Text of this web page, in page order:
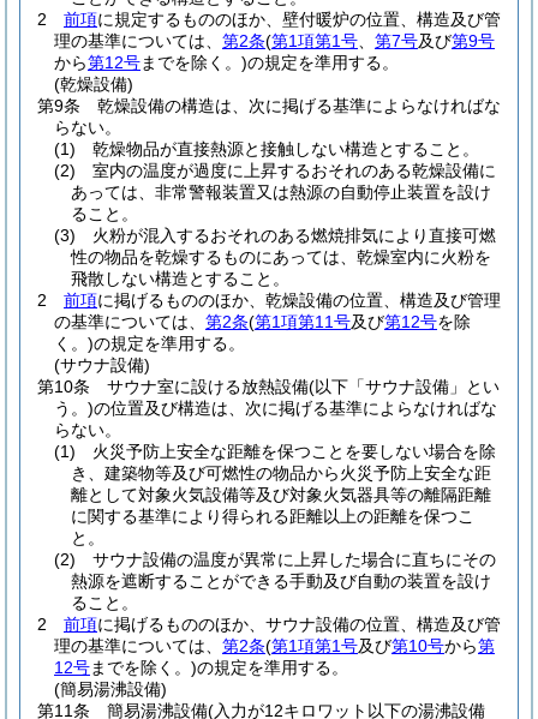
2
前項に規定するもののほか、壁付暖炉の位置、構造及び管
理の基準については、 第2条(第1項第1号 第7号及び第9号
から第12号までを除く。)の規定を準用する。
(乾燥設備)
第9条
乾燥設備の構造は、次に掲げる基準によらなければな
らない。
(1)
乾燥物品が直接熱源と接触しない構造とすること。
(2)
室内の温度が過度に上昇するおそれのある乾燥設備に
あっては、非常警報装置又は熱源の自動停止装置を設け
ること。
(3)
火粉が混入するおそれのある燃焼排気により直接可燃
性の物品を乾燥するものにあっては、乾燥室内に火粉を
飛散しない構造とすること。
2
前項に掲げるもののほか、乾燥設備の位置、構造及び管理
の基準については、 第2条(第1項第11号及び第12号を除
く。)の規定を準用する。
(サウナ設備)
第10条
サウナ室に設ける放熱設備(以下「サウナ設備」とい
う。)の位置及び構造は、次に掲げる基準によらなければな
らない。
(1)
火災予防上安全な距離を保つことを要しない場合を除
き、建築物等及び可燃性の物品から火災予防上安全な距
離として対象火気設備等及び対象火気器具等の離隔距離
に関する基準により得られる距離以上の距離を保つこ
と。
(2)
サウナ設備の温度が異常に上昇した場合に直ちにその
熱源を遮断することができる手動及び自動の装置を設け
ること。
2
前項に掲げるもののほか、サウナ設備の位置、構造及び管
理の基準については、 第2条(第1項第1号及び第10号から第
12号までを除く。)の規定を準用する。
(簡易湯沸設備)
第11条
簡易湯沸設備(入力が12キロワット以下の湯沸設備